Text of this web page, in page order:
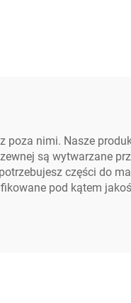
nimi. Nasze
są wytwarzane
części do
pod kątem